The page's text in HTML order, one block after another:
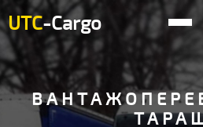
UTC-Cargo